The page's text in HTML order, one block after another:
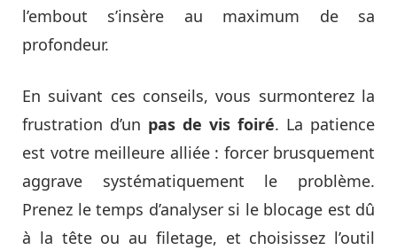
l’embout s’insère au maximum de sa
profondeur.
En suivant ces conseils, vous surmonterez la
frustration d’un pas de vis foiré. La patience
est votre meilleure alliée : forcer brusquement
aggrave systématiquement le problème.
Prenez le temps d’analyser si le blocage est dû
à la tête ou au filetage, et choisissez l’outil